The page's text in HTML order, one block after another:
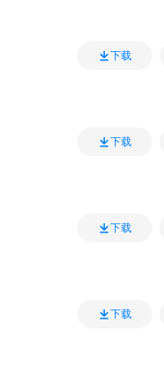
下载
下载
下载
下载